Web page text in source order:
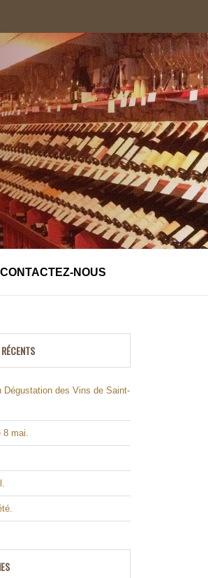
CONTACTEZ-NOUS
Dégustation des Vins de Saint-
8 mai.